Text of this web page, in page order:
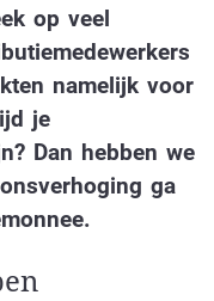
op veel
namelijk voor
je
Dan hebben we
ga